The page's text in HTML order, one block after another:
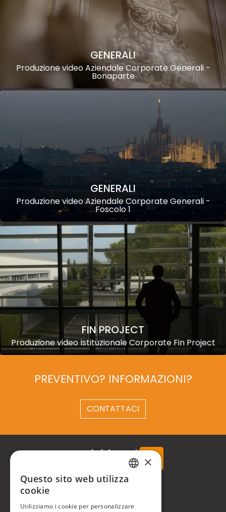
GENERALI
Produzione video Aziendale Corporate Generali -
Bonaparte
GENERALI
Produzione video Aziendale Corporate Generali -
Foscolo 1
FIN PROJECT
Produzione video Istituzionale Corporate Fin Project
PREVENTIVO? INFORMAZIONI?
CONTATTACI
P.zzale Arduino, 11 - Milano (MI)
×
Questo sito web utilizza
cookie
Utilizziamo i cookie per personalizzare